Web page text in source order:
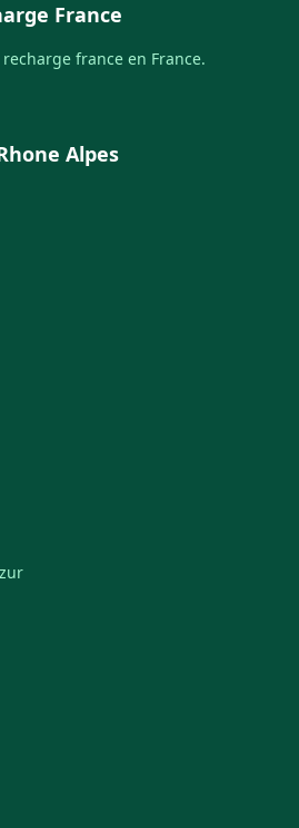
France
france en France.
Alpes